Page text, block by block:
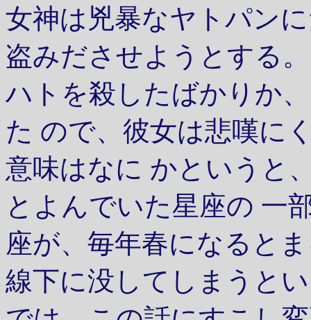
女神は兇暴なヤトパン
盗みださせようとする
ハトを殺したばかりか
た ので、彼女は悲嘆に
意味はなに かというと
とよんでいた星座の 一
座が、毎年春になると
線下に没してしまうと